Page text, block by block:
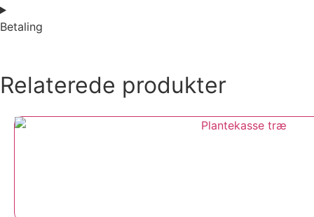
Betaling
Relaterede produkter